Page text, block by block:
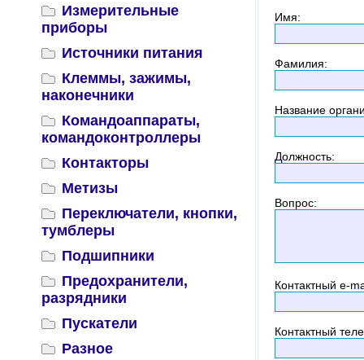
Измерительные
приборы
Источники питания
Клеммы, зажимы,
наконечники
Командоаппараты,
командоконтроллеры
Контакторы
Метизы
Переключатели, кнопки,
тумблеры
Подшипники
Предохранители,
разрядники
Пускатели
Разное
Имя:
Фамилия:
Название
Должность:
Вопрос:
Контактный e-
Контактный